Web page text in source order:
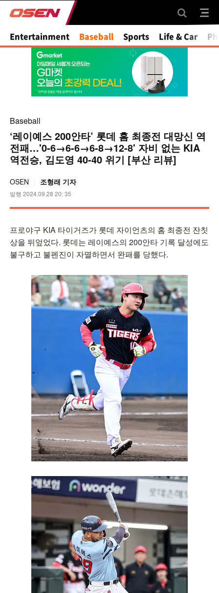
Mute
Entertainment Baseball Sports Life & Car
Baseball
‘레이예스 200안타’ 롯데 홈 최종전 대망신 역
전패…'0-6→6-6→6-8→12-8' 자비 없는 KIA
역전승, 김도영 40-40 위기 [부산 리뷰]
OSEN 조형래 기자
발행 2024.09.28 20: 35
프로야구 KIA 타이거즈가 롯데 자이언츠의 홈 최종전 잔칫
상을 뒤엎었다. 롯데는 레이예스의 200안타 기록 달성에도
불구하고 불펜진이 자멸하면서 완패를 당했다.